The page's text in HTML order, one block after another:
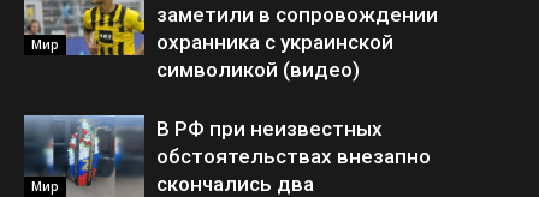
Мир
заметили в сопровождении
охранника с украинской
символикой (видео)
Мир
В РФ при неизвестных
обстоятельствах внезапно
скончались два